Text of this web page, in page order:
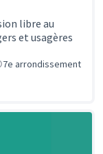
libre au
et usagères
7e arrondissement